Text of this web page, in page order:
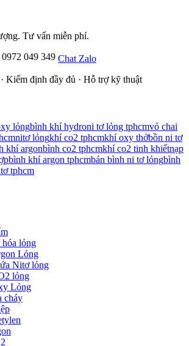
Tư vấn miễn phí.
049 349 Chat Zalo
Kiểm định đầy đủ · Hỗ trợ kỹ thuật
lỏngbình khí hydroni tơ lỏng tphcmvỏ chai
nitơ lỏngkhí co2 tphcmkhí oxy thởbồn ni tơ
khí argonbình co2 tphcmkhí co2 tinh khiếtnạp
bình khí argon tphcmbán bình ni tơ lỏngbình
tphcm
lỏng
Lỏng
Nitơ lỏng
lỏng
Lỏng
cháy